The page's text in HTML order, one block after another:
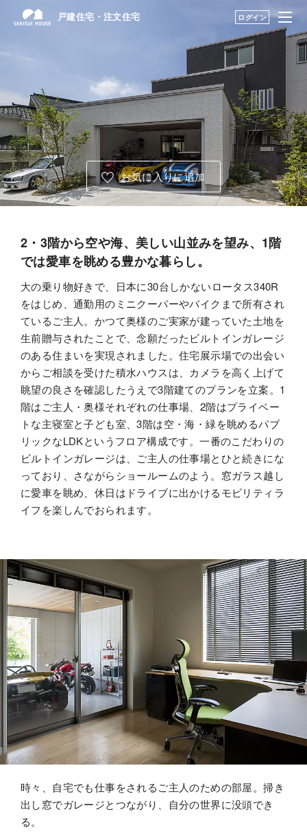
戸建住宅・注文住宅 ログイン
戸建住宅・注文住宅
展示場・土地をさが
建築実例・アイデア
を見つける
構法・性能を知る
My STAGE
life knit design
カタログ・動画ライ
お問い合わせ
ご相談
建築実例・アイデアを見つける TOP
アーカイブ実例のアイデアを見る
暮らし方のアイデア
お気に入りに追加
2・3階から空や海、美しい山並みを望み、1階
では愛車を眺める豊かな暮らし。
大の乗り物好きで、日本に30台しかないロータス340R
をはじめ、通勤用のミニクーパーやバイクまで所有され
ているご主人。かつて奥様のご実家が建っていた土地を
生前贈与されたことで、念願だったビルトインガレージ
のある住まいを実現されました。住宅展示場での出会い
からご相談を受けた積水ハウスは、カメラを高く上げて
眺望の良さを確認したうえで3階建てのプランを立案。1
階はご主人・奥様それぞれの仕事場、2階はプライベー
トな主寝室と子ども室、3階は空・海・緑を眺めるパブ
リックなLDKというフロア構成です。一番のこだわりの
ビルトインガレージは、ご主人の仕事場とひと続きにな
っており、さながらショールームのよう。窓ガラス越し
に愛車を眺め、休日はドライブに出かけるモビリティラ
イフを楽しんでおられます。
時々、自宅でも仕事をされるご主人のための部屋。掃き
出し窓でガレージとつながり、自分の世界に没頭でき
る。